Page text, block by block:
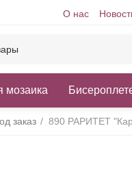
О нас
мозаика
заказ / 890 РАРИТЕТ